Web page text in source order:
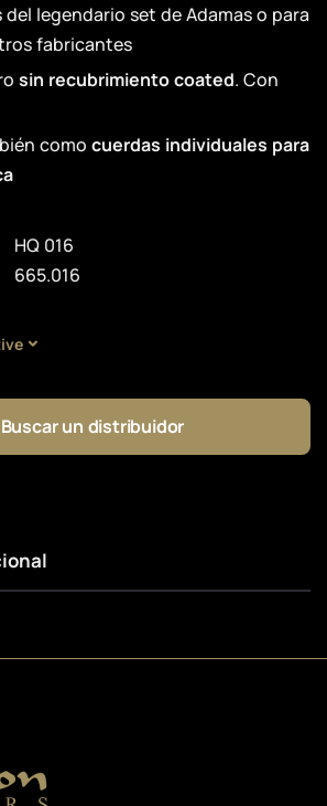
legendario set de Adamas o para
fabricantes
sin recubrimiento coated. Con
como cuerdas individuales para
HQ 016
665.016
Buscar un distribuidor